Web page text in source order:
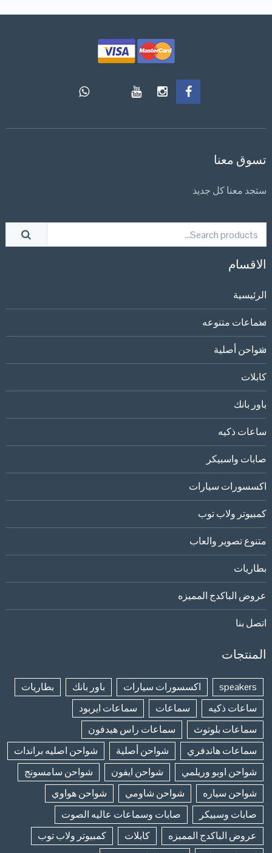
تسوق معنا
ستجد معنا كل جديد
الاقسام
الرئيسية
سماعات متنوعه
شواحن أصلية
كابلات
باور بانك
ساعات ذكيه
صابات واسبيكر
اكسسورات سيارات
كمبيوتر ولاب توب
متنوع تصوير والعاب
بطاريات
عروض الباكدج المميزه
اتصل بنا
المنتجات
speakers اكسسورات سيارات باور بانك
بطاريات
ساعات ذكيه
سماعات
سماعات ايربود
سماعات بلوتوث
سماعات راس هيدفون
سماعات هاندفري
شواحن أصلية
شواحن اصليه براندات
شواحن اوبو وريلمي
شواحن ايفون
شواحن سامسونج
شواحن سياره
شواحن شاومي
شواحن هواوي
صابات وسبيكر
صابات وسماعات عاليه الصوت
عروض الباكدج المميزه
كابلات
كمبيوتر ولاب توب